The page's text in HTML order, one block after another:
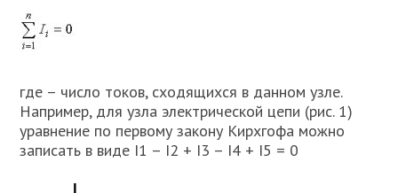
где – число токов, сходящихся в данном узле.
Например, для узла электрической цепи (рис. 1)
уравнение по первому закону Кирхгофа можно
записать в виде I1 – I2 + I3 – I4 + I5 = 0